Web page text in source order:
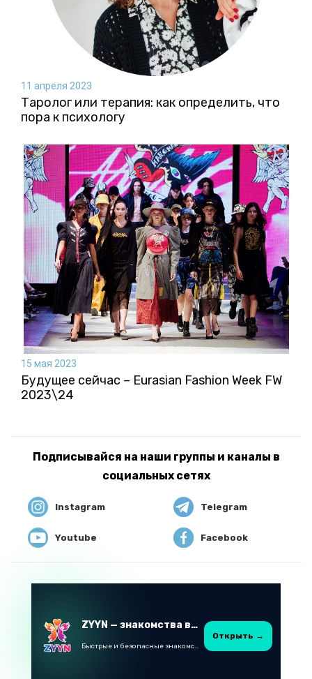
11 апреля 2023
Таролог или терапия: как определить, что
пора к психологу
15 мая 2023
Будущее сейчас – Eurasian Fashion Week FW
2023\24
Подписывайся на наши группы и каналы в
социальных сетях
Instagram Telegram
Youtube Facebook
ZYYN — знакомства в Казахстане
Быстрые и безопасные знакомства в Telegram
Открыть →